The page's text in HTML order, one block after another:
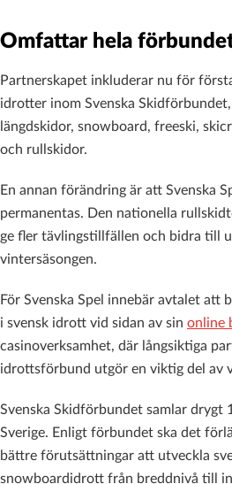
Omfattar hela
Partnerskapet inkluderar nu för
idrotter inom Svenska
längdskidor, snowboard, freeski,
och rullskidor.
En annan förändring är att Svenska
permanentas. Den nationella
ge fler tävlingstillfällen och bidra till
vintersäsongen.
För Svenska Spel innebär avtalet att
i svensk idrott vid sidan av sin online
casinoverksamhet, där långsiktiga
idrottsförbund utgör en viktig del av
Svenska Skidförbundet samlar drygt
Sverige. Enligt förbundet ska det
bättre förutsättningar att utveckla
snowboardidrott från breddnivå till